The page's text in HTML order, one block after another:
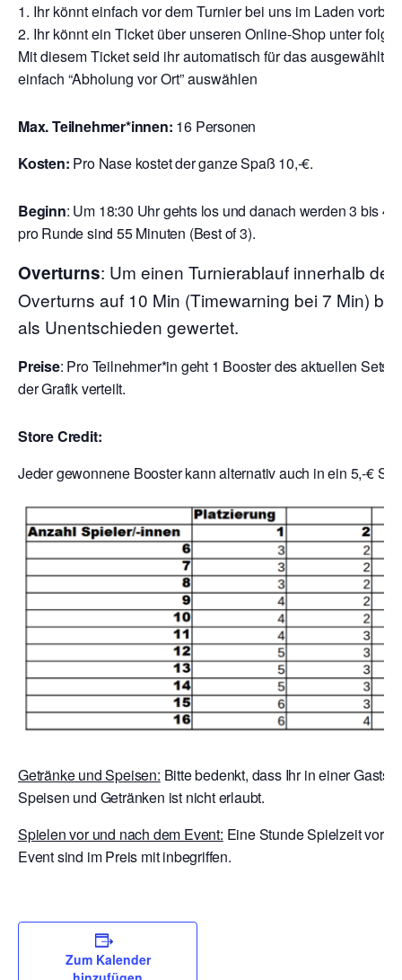
Ihr könnt einfach vor dem Turnier bei uns im Laden
Ihr könnt ein Ticket über unseren Online-Shop unter
Mit diesem Ticket seid ihr automatisch für das
einfach “Abholung vor Ort” auswählen
Max. Teilnehmer*innen: 16 Personen
Kosten: Pro Nase kostet der ganze Spaß 10,-€.
Beginn: Um 18:30 Uhr gehts los und danach werden 3 bis
pro Runde sind 55 Minuten (Best of 3).
Overturns: Um einen Turnierablauf innerhalb
Overturns auf 10 Min (Timewarning bei 7 Min)
als Unentschieden gewertet.
Preise: Pro Teilnehmer*in geht 1 Booster des aktuellen Sets
der Grafik verteilt.
Store Credit:
Jeder gewonnene Booster kann alternativ auch in ein 5,-€
Getränke und Speisen: Bitte bedenkt, dass Ihr in einer
Speisen und Getränken ist nicht erlaubt.
Spielen vor und nach dem Event: Eine Stunde Spielzeit vor
Event sind im Preis mit inbegriffen.
Zum Kalender